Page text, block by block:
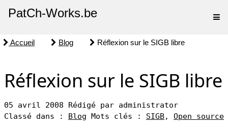
PatCh-Works.be
Accueil Blog Réflexion sur le SIGB libre
Réflexion sur le SIGB libre
05 avril 2008 Rédigé par administrator
Classé dans : Blog Mots clés : SIGB, Open source